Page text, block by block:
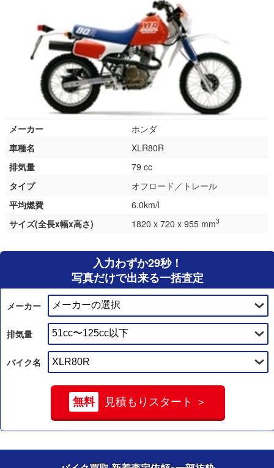
メーカー
ホンダ
車種名
XLR80R
排気量
79 cc
タイプ
オフロード／トレール
平均燃費
6.0km/l
サイズ(全長x幅x高さ)
1820 x 720 x 955 mm3
入力わずか29秒！
写真だけで出来る一括査定
メーカー
排気量
バイク名
無料 見積もりスタート ＞